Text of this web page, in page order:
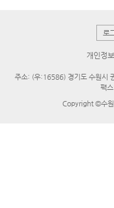
로
개인정
주소: (우:16586) 경기도 수원시
팩
Copyright ©수